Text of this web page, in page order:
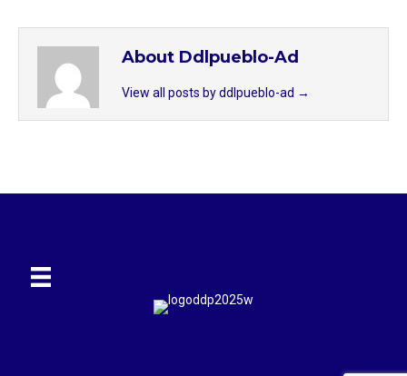
About Ddlpueblo-Ad
View all posts by ddlpueblo-ad →